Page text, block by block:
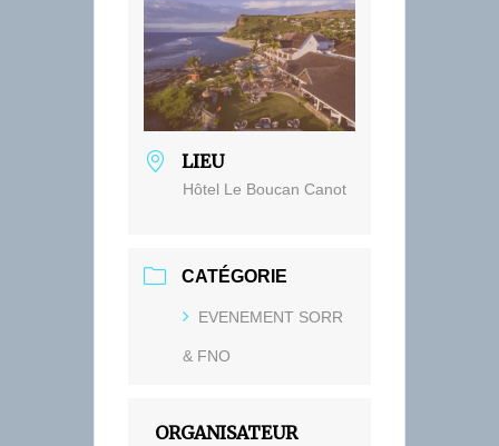
LIEU
Hôtel Le Boucan Canot
CATÉGORIE
EVENEMENT SORR
& FNO
ORGANISATEUR